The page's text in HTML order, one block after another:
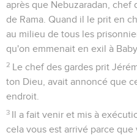
après que Nebuzaradan, chef
de Rama. Quand il le prit en
au milieu de tous les
qu'on emmenait en exil à
2 Le chef des gardes prit
ton Dieu, avait annoncé que
endroit.
3 Il a fait venir et mis à
cela vous est arrivé parce